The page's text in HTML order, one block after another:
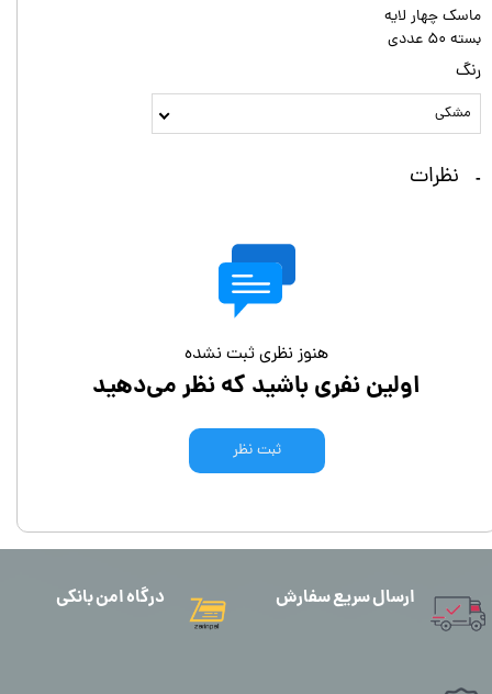
ماسک چهار لایه
بسته ۵۰ عددی
رنگ
مشکی
نظرات
هنوز نظری ثبت نشده
اولین نفری باشید که نظر می‌دهید
ثبت نظر
ارسال سریع سفارش درگاه امن بانکی